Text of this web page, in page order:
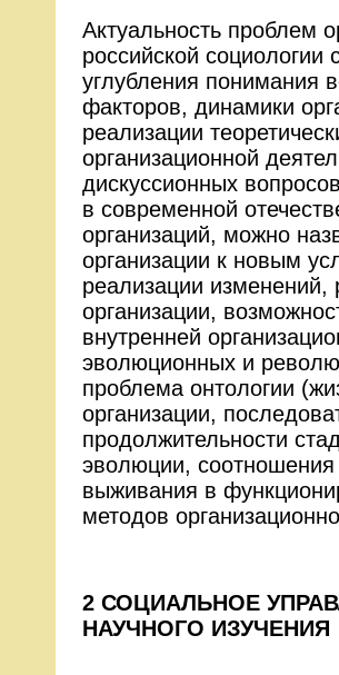
Актуальность проблем
российской социологии
углубления понимания
факторов, динамики
реализации
организационной
дискуссионных
в современной
организаций, можно
организации к новым
реализации
организации,
внутренней
эволюционных и
проблема онтологии
организации,
продолжительности
эволюции,
выживания в
методов
2 СОЦИАЛЬНОЕ
НАУЧНОГО ИЗУЧЕНИЯ